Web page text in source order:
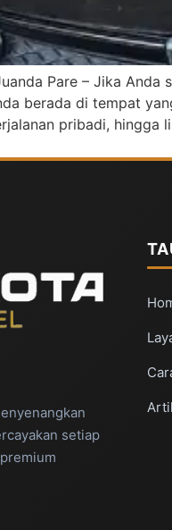
Pare – Jika
berada di tempat
pribadi,
setiap